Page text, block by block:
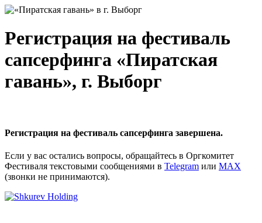
Регистрация на фестиваль
сапсерфинга «Пиратская
гавань», г. Выборг
Регистрация на фестиваль сапсерфинга завершена.
Если у вас остались вопросы, обращайтесь в Оргкомитет
Фестиваля текстовыми сообщениями в Telegram или MAX
(звонки не принимаются).